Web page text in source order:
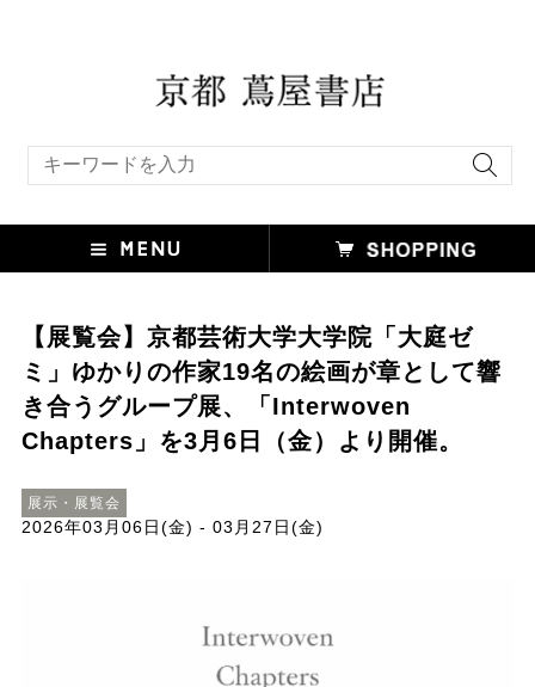
【展覧会】京都芸術大学大学院「大庭ゼ
ミ」ゆかりの作家19名の絵画が章として響
き合うグループ展、「Interwoven
Chapters」を3月6日（金）より開催。
展示・展覧会
2026年03月06日(金) - 03月27日(金)